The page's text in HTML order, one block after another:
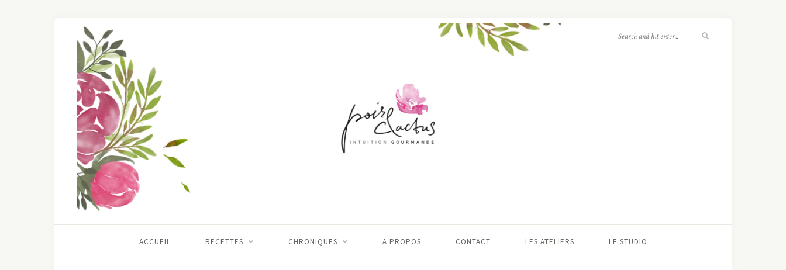
ACCUEIL RECETTES CHRONIQUES A PROPOS CONTACT LES ATELIERS LE STUDIO